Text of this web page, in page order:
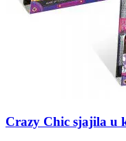
Crazy Chic sjajila u